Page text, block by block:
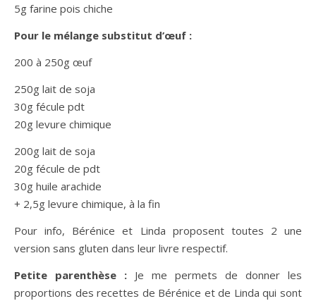
5g farine pois chiche
Pour le mélange substitut d’œuf :
200 à 250g œuf
250g lait de soja
30g fécule pdt
20g levure chimique
200g lait de soja
20g fécule de pdt
30g huile arachide
+ 2,5g levure chimique, à la fin
Pour info, Bérénice et Linda proposent toutes 2 une
version sans gluten dans leur livre respectif.
Petite parenthèse : Je me permets de donner les
proportions des recettes de Bérénice et de Linda qui sont